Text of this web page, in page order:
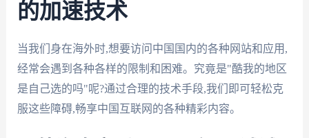
的加速技术
当我们身在海外时,想要访问中国国内的各种网站和应用,
经常会遇到各种各样的限制和困难。究竟是"酷我的地区
是自己选的吗"呢?通过合理的技术手段,我们即可轻松克
服这些障碍,畅享中国互联网的各种精彩内容。